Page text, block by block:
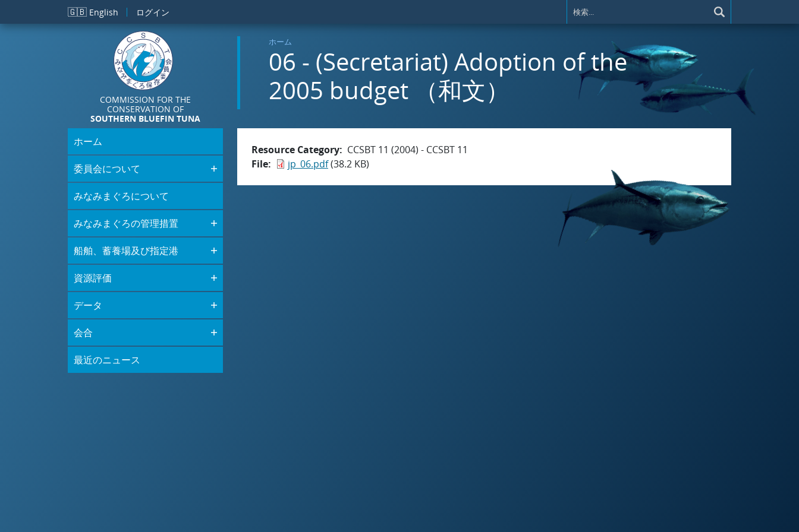
メインコンテンツに移動
🇬🇧 English ログイン
COMMISSION FOR THE
CONSERVATION OF
SOUTHERN BLUEFIN TUNA
ホーム
06 - (Secretariat) Adoption of the
2005 budget （和文）
ホーム
委員会について
みなみまぐろについて
みなみまぐろの管理措置
船舶、蓄養場及び指定港
資源評価
データ
会合
最近のニュース
Resource Category
CCSBT 11 (2004) - CCSBT 11
File
jp_06.pdf(38.2 KB)